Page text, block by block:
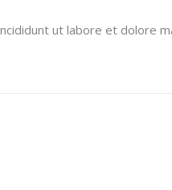
ut labore et dolore